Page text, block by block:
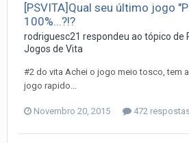
[PSVITA]Qual seu último jogo
100%...?!?
rodriguesc21 respondeu ao tópico de
Jogos de Vita
#2 do vita Achei o jogo meio tosco, tem
jogo rapido...
Novembro 20, 2015 472